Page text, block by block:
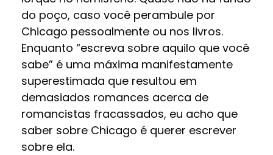
do poço, caso você perambule por
Chicago pessoalmente ou nos livros.
Enquanto “escreva sobre aquilo que você
sabe” é uma máxima manifestamente
superestimada que resultou em
demasiados romances acerca de
romancistas fracassados, eu acho que
saber sobre Chicago é querer escrever
sobre ela.